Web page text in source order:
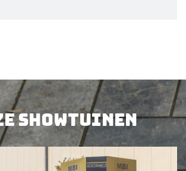
showtuinen